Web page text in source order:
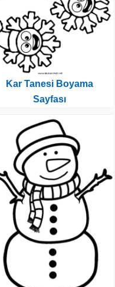
Kar Tanesi Boyama
Sayfası